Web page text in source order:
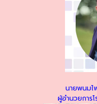
นายพนม
ผู้อำนวยการ